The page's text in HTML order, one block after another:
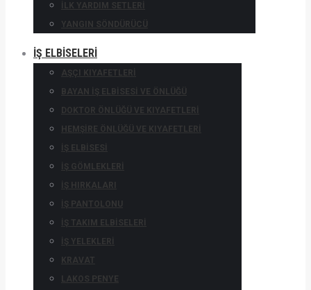
İLK YARDIM SETLERI
YANGIN SÖNDÜRÜCÜ
İŞ ELBISELERI
AŞÇI KIYAFETLERI
BAYAN İŞ ELBISESI VE ÖNLÜĞÜ
DOKTOR ÖNLÜĞÜ VE KIYAFETLERI
HEMŞIRE ÖNLÜĞÜ VE KIYAFETLERI
İŞ ELBISESI
İŞ GÖMLEKLERI
İŞ HIRKALARI
İŞ PANTOLONU
İŞ TAKIM ELBISELERI
İŞ YELEKLERI
KRAVAT
LAKOS PENYE